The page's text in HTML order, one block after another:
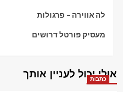
לה אווירה – פרגולות
מעסיק פורטל דרושים
אולי יכול לעניין אותך
כתבות